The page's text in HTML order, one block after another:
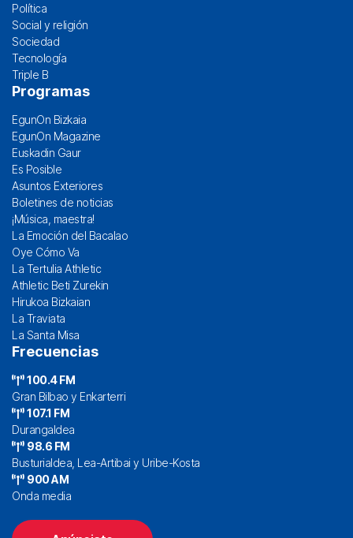
Política
Social y religión
Sociedad
Tecnología
Triple B
Programas
EgunOn Bizkaia
EgunOn Magazine
Euskadin Gaur
Es Posible
Asuntos Exteriores
Boletines de noticias
¡Música, maestra!
La Emoción del Bacalao
Oye Cómo Va
La Tertulia Athletic
Athletic Beti Zurekin
Hirukoa Bizkaian
La Traviata
La Santa Misa
Frecuencias
100.4 FM
Gran Bilbao y Enkarterri
107.1 FM
Durangaldea
98.6 FM
Busturialdea, Lea-Artibai y Uribe-Kosta
900 AM
Onda media